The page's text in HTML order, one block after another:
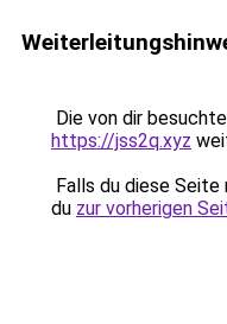
Die von dir
https://jss2q.xyz
Falls du diese
du zur vorherigen